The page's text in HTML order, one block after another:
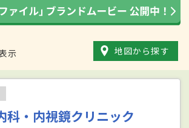
示 地図から探す
科・内視鏡クリニック